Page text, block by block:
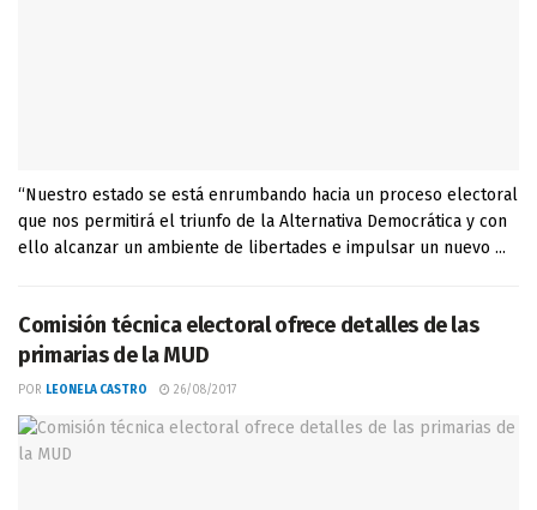
“Nuestro estado se está enrumbando hacia un proceso electoral
que nos permitirá el triunfo de la Alternativa Democrática y con
ello alcanzar un ambiente de libertades e impulsar un nuevo ...
Comisión técnica electoral ofrece detalles de las
primarias de la MUD
POR LEONELA CASTRO 26/08/2017